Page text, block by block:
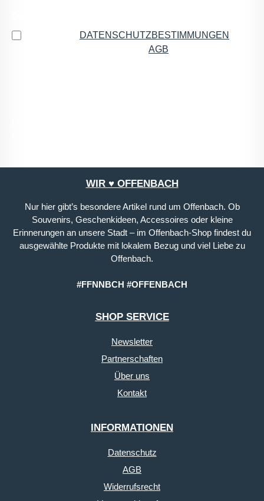
DATENSCHUTZBESTIMMUNGEN
AGB
WIR ♥ OFFENBACH
Nur hier gibt’s besondere Artikel rund um Offenbach. Ob
Souvenirs, Geschenkideen, Accessoires oder kleine
Erinnerungen an unsere Stadt – im Offenbach-Shop findest du
ausgewählte Produkte mit lokalem Bezug und viel Liebe zu
Offenbach.
#FFNNBCH #OFFENBACH
SHOP SERVICE
Newsletter
Partnerschaften
Über uns
Kontakt
INFORMATIONEN
Datenschutz
AGB
Widerrufsrecht